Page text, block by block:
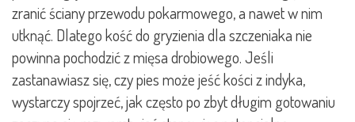
zranić ściany przewodu pokarmowego, a nawet w nim
utknąć. Dlatego kość do gryzienia dla szczeniaka nie
powinna pochodzić z mięsa drobiowego. Jeśli
zastanawiasz się, czy pies może jeść kości z indyka,
wystarczy spojrzeć, jak często po zbyt długim gotowaniu